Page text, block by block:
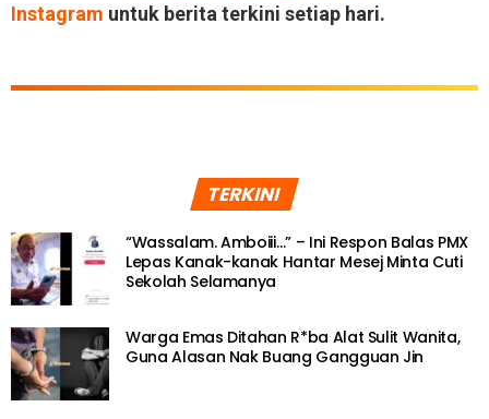
Instagram untuk berita terkini setiap hari.
TERKINI
“Wassalam. Amboiii…” – Ini Respon Balas PMX
Lepas Kanak-kanak Hantar Mesej Minta Cuti
Sekolah Selamanya
Warga Emas Ditahan R*ba Alat Sulit Wanita,
Guna Alasan Nak Buang Gangguan Jin